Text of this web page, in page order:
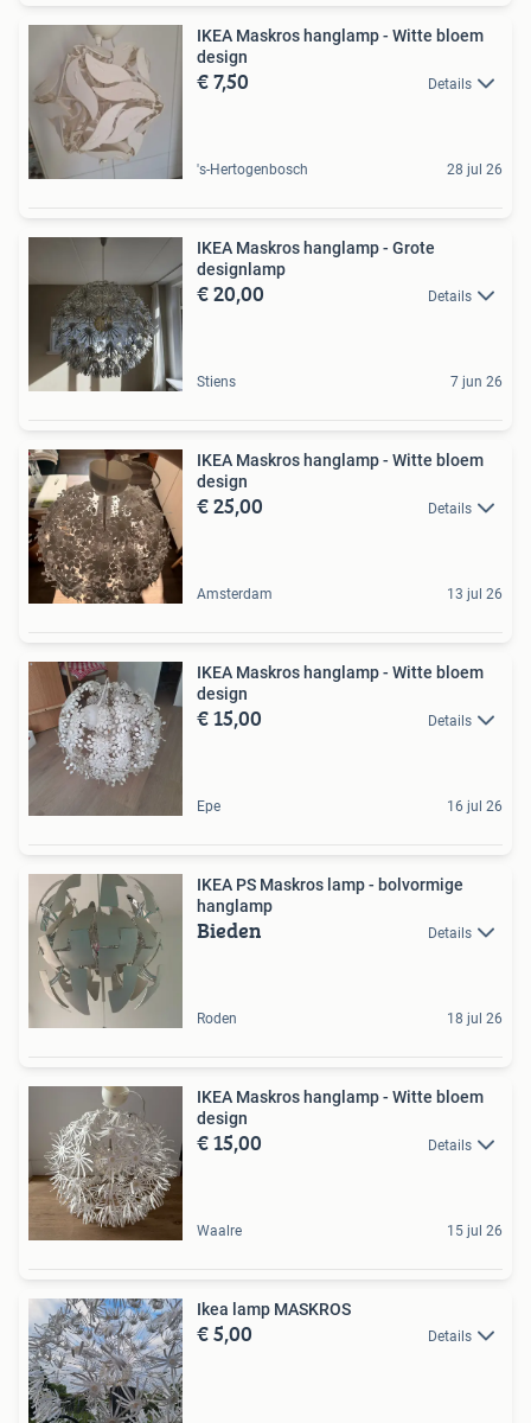
IKEA Maskros hanglamp - Witte bloem
design
€ 7,50 Details
's-Hertogenbosch 28 jul 26
IKEA Maskros hanglamp - Grote
designlamp
€ 20,00 Details
Stiens 7 jun 26
IKEA Maskros hanglamp - Witte bloem
design
€ 25,00 Details
Amsterdam 13 jul 26
IKEA Maskros hanglamp - Witte bloem
design
€ 15,00 Details
Epe 16 jul 26
IKEA PS Maskros lamp - bolvormige
hanglamp
Bieden Details
Roden 18 jul 26
IKEA Maskros hanglamp - Witte bloem
design
€ 15,00 Details
Waalre 15 jul 26
Ikea lamp MASKROS
€ 5,00 Details